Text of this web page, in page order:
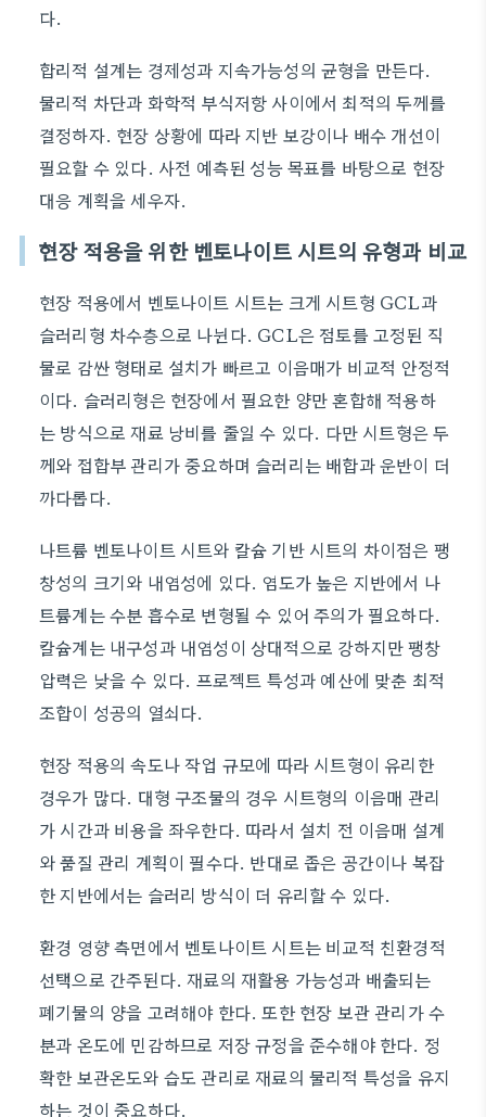
다.
합리적 설계는 경제성과 지속가능성의 균형을 만든다.
물리적 차단과 화학적 부식저항 사이에서 최적의 두께를
결정하자. 현장 상황에 따라 지반 보강이나 배수 개선이
필요할 수 있다. 사전 예측된 성능 목표를 바탕으로 현장
대응 계획을 세우자.
현장 적용을 위한 벤토나이트 시트의 유형과 비교
현장 적용에서 벤토나이트 시트는 크게 시트형 GCL과
슬러리형 차수층으로 나뉜다. GCL은 점토를 고정된 직
물로 감싼 형태로 설치가 빠르고 이음매가 비교적 안정적
이다. 슬러리형은 현장에서 필요한 양만 혼합해 적용하
는 방식으로 재료 낭비를 줄일 수 있다. 다만 시트형은 두
께와 접합부 관리가 중요하며 슬러리는 배합과 운반이 더
까다롭다.
나트륨 벤토나이트 시트와 칼슘 기반 시트의 차이점은 팽
창성의 크기와 내염성에 있다. 염도가 높은 지반에서 나
트륨계는 수분 흡수로 변형될 수 있어 주의가 필요하다.
칼슘계는 내구성과 내염성이 상대적으로 강하지만 팽창
압력은 낮을 수 있다. 프로젝트 특성과 예산에 맞춘 최적
조합이 성공의 열쇠다.
현장 적용의 속도나 작업 규모에 따라 시트형이 유리한
경우가 많다. 대형 구조물의 경우 시트형의 이음매 관리
가 시간과 비용을 좌우한다. 따라서 설치 전 이음매 설계
와 품질 관리 계획이 필수다. 반대로 좁은 공간이나 복잡
한 지반에서는 슬러리 방식이 더 유리할 수 있다.
환경 영향 측면에서 벤토나이트 시트는 비교적 친환경적
선택으로 간주된다. 재료의 재활용 가능성과 배출되는
폐기물의 양을 고려해야 한다. 또한 현장 보관 관리가 수
분과 온도에 민감하므로 저장 규정을 준수해야 한다. 정
확한 보관온도와 습도 관리로 재료의 물리적 특성을 유지
하는 것이 중요하다.